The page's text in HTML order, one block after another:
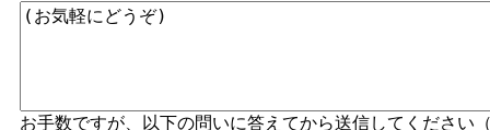
お手数ですが、以下の問いに答えてから送信してください